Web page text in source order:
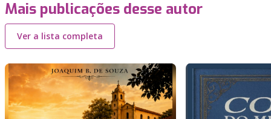
Mais publicações desse autor
Ver a lista completa